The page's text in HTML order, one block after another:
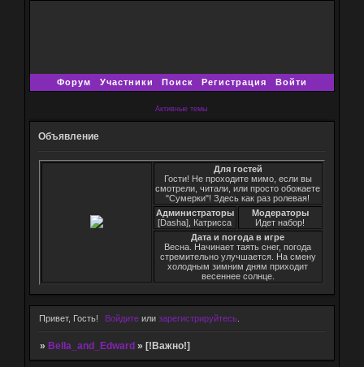
Форум Участники Поиск Регистрация Войти
Активные темы
Объявление
Для гостей
Гости! Не проходите мимо, если вы
смотрели, читали, или просто обожаете
"Сумерки"! Здесь как раз ролевая!
Администраторы
[Dasha], Катрисса
Модераторы
Идет набор!
Дата и погода в игре
Весна. Начинает таять снег, погода
стремительно улучшается. На смену
холодным зимним дням приходит
весеннее солнце.
Привет, Гость! Войдите илизарегистрируйтесь
» Bella_and_Edward » [!Важно!]